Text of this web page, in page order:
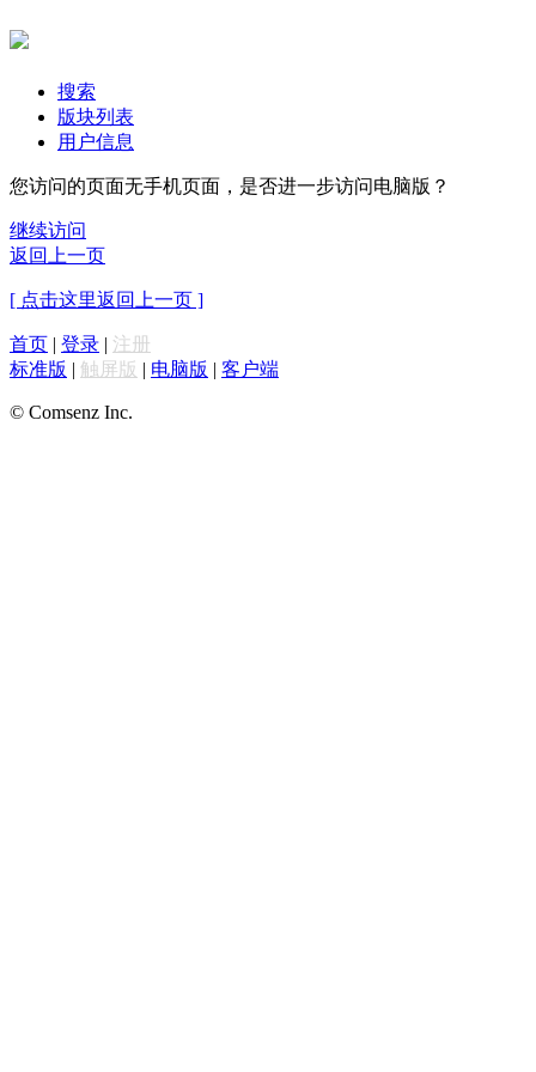
搜索
版块列表
用户信息
您访问的页面无手机页面，是否进一步访问电脑版？
继续访问
返回上一页
[ 点击这里返回上一页 ]
首页 | 登录 | 注册
标准版 | 触屏版 | 电脑版 | 客户端
© Comsenz Inc.